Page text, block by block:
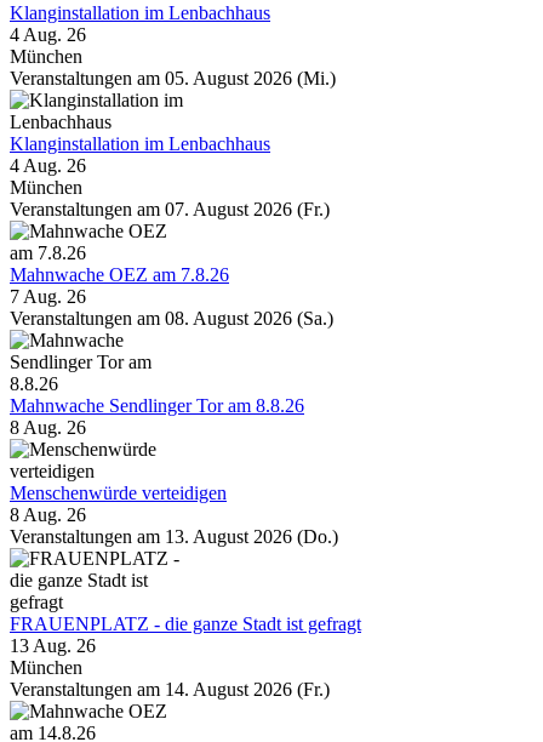
Klanginstallation im Lenbachhaus
4 Aug. 26
München
Veranstaltungen am 05. August 2026 (Mi.)
Klanginstallation im Lenbachhaus
4 Aug. 26
München
Veranstaltungen am 07. August 2026 (Fr.)
Mahnwache OEZ am 7.8.26
7 Aug. 26
Veranstaltungen am 08. August 2026 (Sa.)
Mahnwache Sendlinger Tor am 8.8.26
8 Aug. 26
Menschenwürde verteidigen
8 Aug. 26
Veranstaltungen am 13. August 2026 (Do.)
FRAUENPLATZ - die ganze Stadt ist gefragt
13 Aug. 26
München
Veranstaltungen am 14. August 2026 (Fr.)